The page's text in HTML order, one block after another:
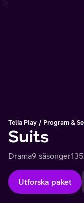
Telia Play Program &
Suits
Drama9 säsonger
Utforska paket